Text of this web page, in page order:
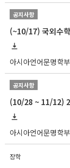
공지사항
(~10/17) 국외수
아시아언어문명학부
공지사항
아시아언어문명학부
장학